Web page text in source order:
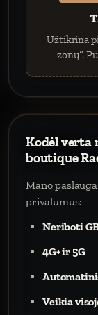
Užtikrina
zonų“.
Kodėl verta
boutique
Mano
privalumus:
Neriboti
4G+ ir 5G
Veikia